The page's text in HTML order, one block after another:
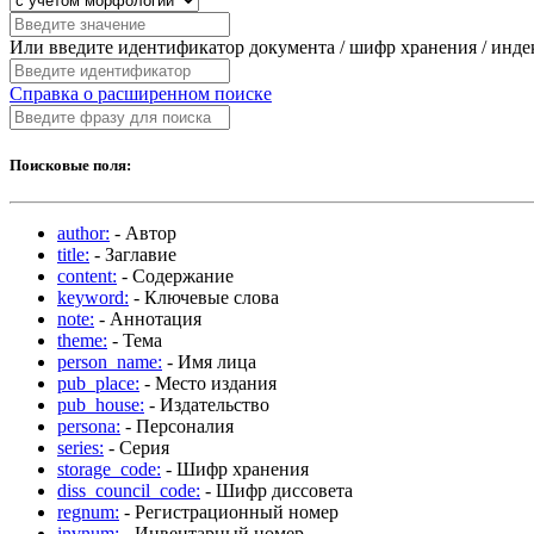
Или введите идентификатор документа / шифр хранения /
Справка о расширенном поиске
Поисковые поля:
author: - Автор
title: - Заглавие
content: - Содержание
keyword: - Ключевые слова
note: - Аннотация
theme: - Тема
person_name: - Имя лица
pub_place: - Место издания
pub_house: - Издательство
persona: - Персоналия
series: - Серия
storage_code: - Шифр хранения
diss_council_code: - Шифр диссовета
regnum: - Регистрационный номер